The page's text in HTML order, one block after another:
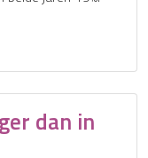
dan in